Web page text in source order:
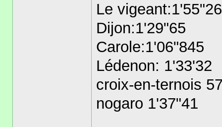
Le vigeant:1'55"26
Dijon:1'29"65
Carole:1'06"845
Lédenon: 1'33'32
croix-en-ternois
nogaro 1'37"41